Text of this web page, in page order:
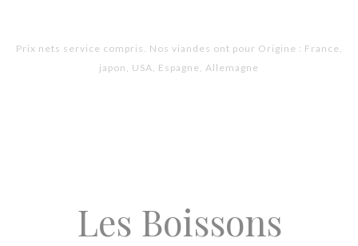
Prix nets service compris. Nos viandes ont pour Origine : France,
japon, USA, Espagne, Allemagne
Les Boissons